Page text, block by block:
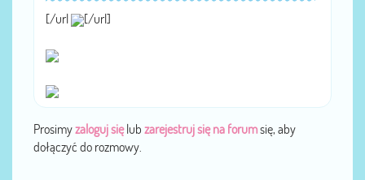
[/url [/url]
Prosimyzaloguj sięlub zarejestruj się na forumsię, aby
dołączyć do rozmowy.